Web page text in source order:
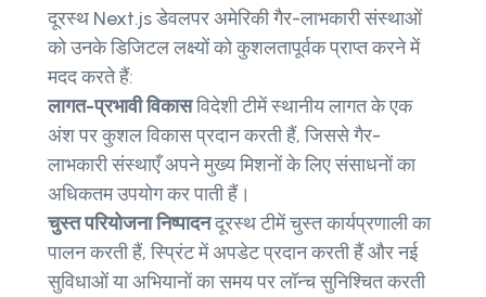
दूरस्थ Next.js डेवलपर अमेरिकी गैर-लाभकारी संस्थाओं
को उनके डिजिटल लक्ष्यों को कुशलतापूर्वक प्राप्त करने में
मदद करते हैं:
लागत-प्रभावी विकासविदेशी टीमें स्थानीय लागत के एक
अंश पर कुशल विकास प्रदान करती हैं, जिससे गैर-
लाभकारी संस्थाएँ अपने मुख्य मिशनों के लिए संसाधनों का
अधिकतम उपयोग कर पाती हैं।
चुस्त परियोजना निष्पादनदूरस्थ टीमें चुस्त कार्यप्रणाली का
पालन करती हैं, स्प्रिंट में अपडेट प्रदान करती हैं और नई
सुविधाओं या अभियानों का समय पर लॉन्च सुनिश्चित करती